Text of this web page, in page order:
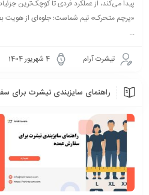
پیدا می‌کند، از عملکرد فردی تا کوچک‌ترین
«پرچم متحرک» تیم شماست؛ جلوه‌ای از هویت
...
تیشرت آرام 4 شهریور 1404
راهنمای سایزبندی تیشرت برای